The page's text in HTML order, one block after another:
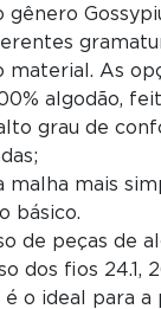
gênero
As
algodão,
grau de
malha mais
básico.
de peças de
dos fios 24.1,
é o ideal para